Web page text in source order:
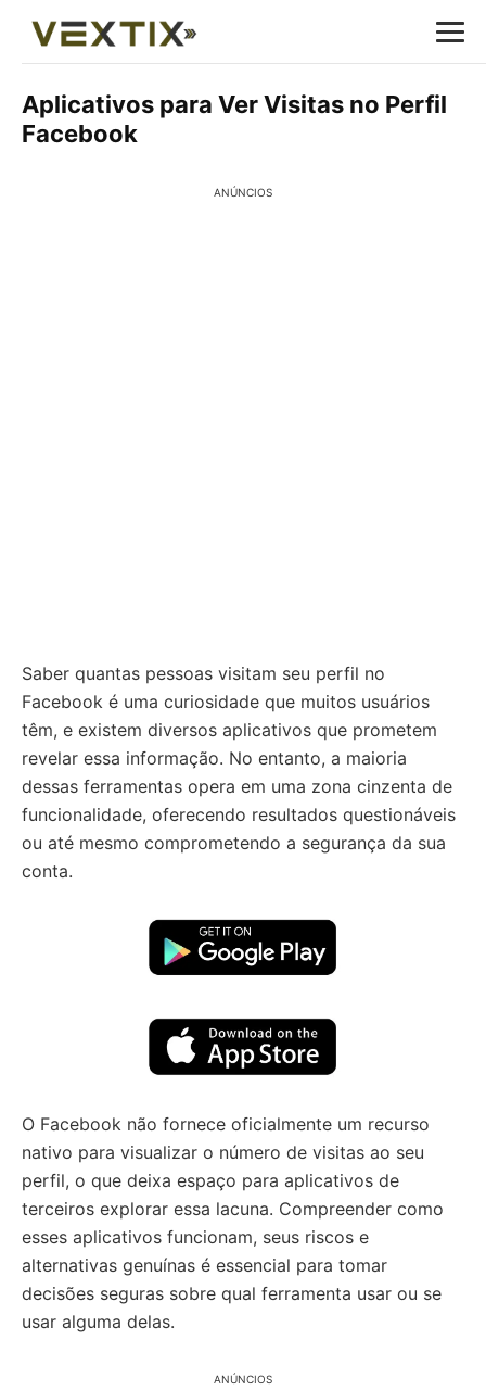
Aplicativos para Ver Visitas no Perfil
Facebook
ANÚNCIOS
Saber quantas pessoas visitam seu perfil no
Facebook é uma curiosidade que muitos usuários
têm, e existem diversos aplicativos que prometem
revelar essa informação. No entanto, a maioria
dessas ferramentas opera em uma zona cinzenta de
funcionalidade, oferecendo resultados questionáveis
ou até mesmo comprometendo a segurança da sua
conta.
O Facebook não fornece oficialmente um recurso
nativo para visualizar o número de visitas ao seu
perfil, o que deixa espaço para aplicativos de
terceiros explorar essa lacuna. Compreender como
esses aplicativos funcionam, seus riscos e
alternativas genuínas é essencial para tomar
decisões seguras sobre qual ferramenta usar ou se
usar alguma delas.
ANÚNCIOS